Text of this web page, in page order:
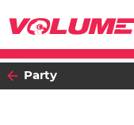
Party